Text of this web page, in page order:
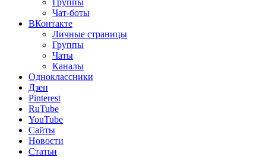
Группы
Чат-боты
ВКонтакте
Личные страницы
Группы
Чаты
Каналы
Одноклассники
Дзен
Pinterest
RuTube
YouTube
Сайты
Новости
Статьи